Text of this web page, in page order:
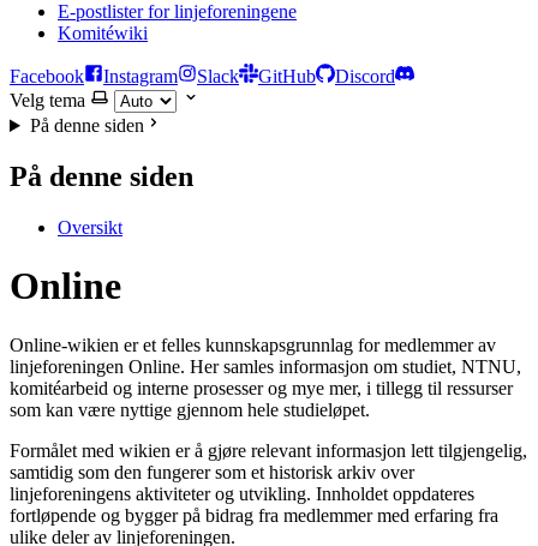
E-postlister for linjeforeningene
Komitéwiki
Facebook Instagram Slack GitHub
Discord
Velg tema
På denne siden
På denne siden
Oversikt
Online
Online-wikien er et felles kunnskapsgrunnlag for medlemmer av
linjeforeningen Online. Her samles informasjon om studiet, NTNU,
komitéarbeid og interne prosesser og mye mer, i tillegg til ressurser
som kan være nyttige gjennom hele studieløpet.
Formålet med wikien er å gjøre relevant informasjon lett tilgjengelig,
samtidig som den fungerer som et historisk arkiv over
linjeforeningens aktiviteter og utvikling. Innholdet oppdateres
fortløpende og bygger på bidrag fra medlemmer med erfaring fra
ulike deler av linjeforeningen.